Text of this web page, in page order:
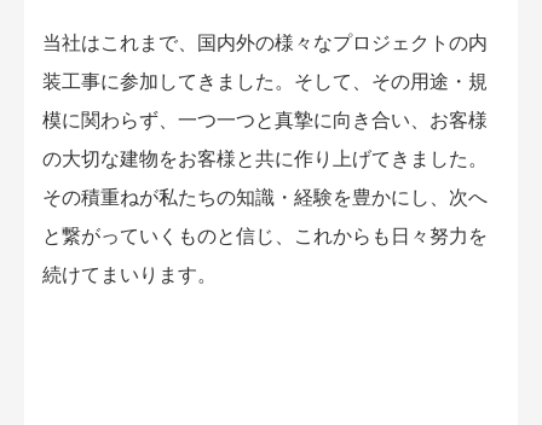
当社はこれまで、国内外の様々なプロジェクトの内
装工事に参加してきました。そして、その用途・規
模に関わらず、一つ一つと真摯に向き合い、お客様
の大切な建物をお客様と共に作り上げてきました。
その積重ねが私たちの知識・経験を豊かにし、次へ
と繋がっていくものと信じ、これからも日々努力を
続けてまいります。